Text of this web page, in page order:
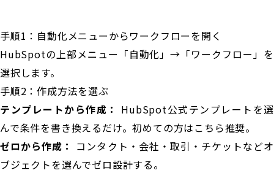
手順1：自動化メニューからワークフローを開く
HubSpotの上部メニュー「自動化」→「ワークフロー」を
選択します。
手順2：作成方法を選ぶ
テンプレートから作成：
HubSpot公式テンプレートを選
んで条件を書き換えるだけ。初めての方はこちら推奨。
ゼロから作成：
コンタクト・会社・取引・チケットなどオ
ブジェクトを選んでゼロ設計する。